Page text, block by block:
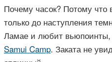
Почему часок? Потому что
только до наступления
Ламае и любит вьюпоинты,
Samui Camp. Заката не